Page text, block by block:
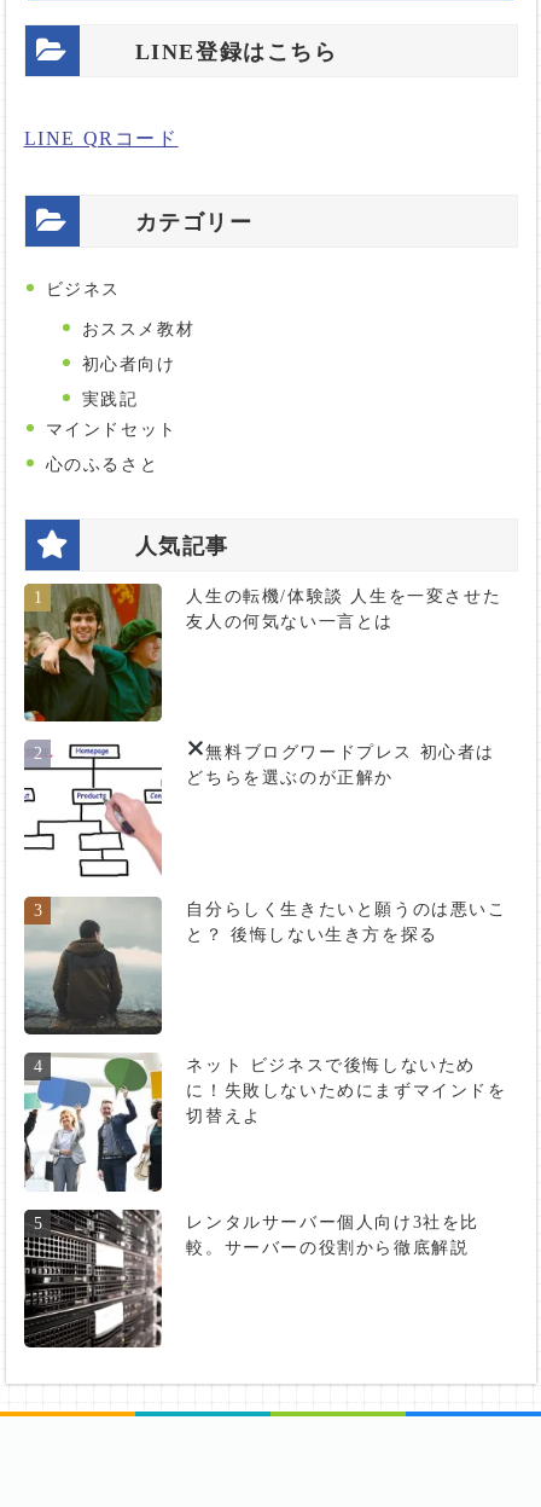
LINE登録はこちら
LINE QRコード
カテゴリー
ビジネス
おススメ教材
初心者向け
実践記
マインドセット
心のふるさと
人気記事
1
人生の転機/体験談 人生を一変させた
友人の何気ない一言とは
2 無料ブログ ワードプレス 初心者は
どちらを選ぶのが正解か
3
自分らしく生きたいと願うのは悪いこ
と？ 後悔しない生き方を探る
4
ネット ビジネスで後悔しないため
に！失敗しないためにまずマインドを
切替えよ
5
レンタルサーバー個人向け3社を比
較。サーバーの役割から徹底解説